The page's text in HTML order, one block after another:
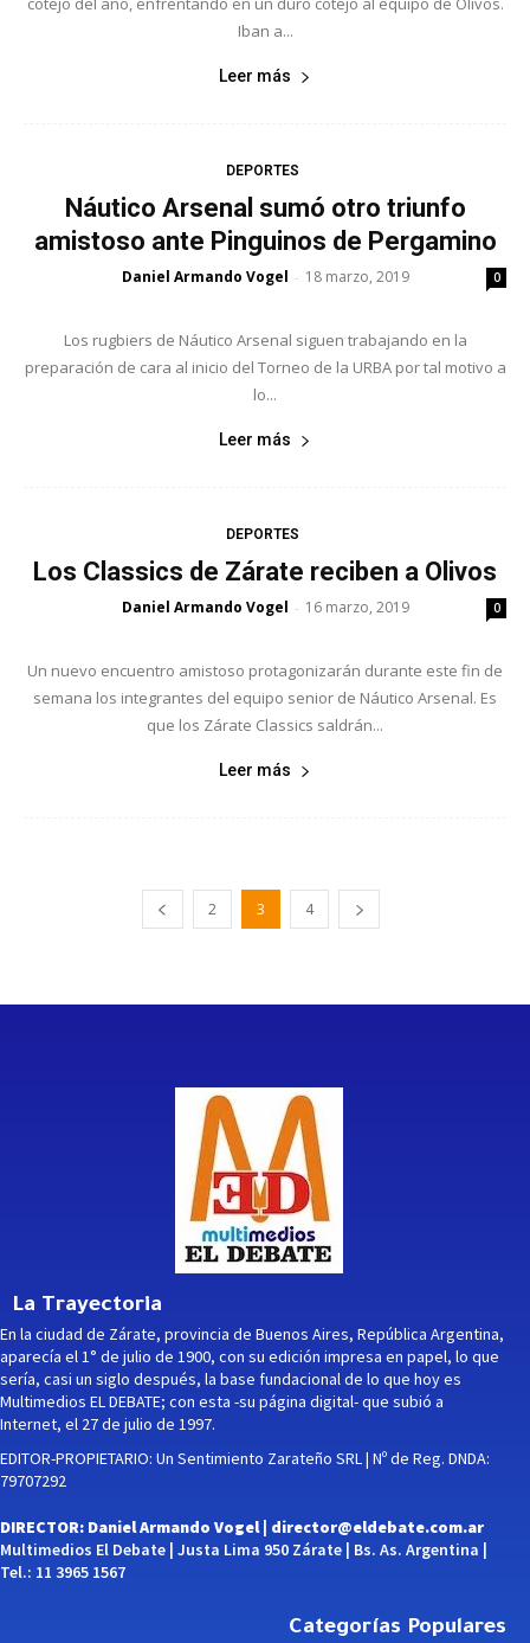
Iban a...
Leer más
DEPORTES
Náutico Arsenal sumó otro triunfo
amistoso ante Pinguinos de Pergamino
Daniel Armando Vogel - 18 marzo, 2019 0
Los rugbiers de Náutico Arsenal siguen trabajando en la
preparación de cara al inicio del Torneo de la URBA por tal motivo a
lo...
Leer más
DEPORTES
Los Classics de Zárate reciben a Olivos
Daniel Armando Vogel - 16 marzo, 2019 0
Un nuevo encuentro amistoso protagonizarán durante este fin de
semana los integrantes del equipo senior de Náutico Arsenal. Es
que los Zárate Classics saldrán...
Leer más
2 3 4
La Trayectoria
En la ciudad de Zárate, provincia de Buenos Aires, República Argentina,
aparecía el 1° de julio de 1900, con su edición impresa en papel, lo que
sería, casi un siglo después, la base fundacional de lo que hoy es
Multimedios EL DEBATE; con esta -su página digital- que subió a
Internet, el 27 de julio de 1997.
EDITOR-PROPIETARIO: Un Sentimiento Zarateño SRL | Nº de Reg. DNDA:
79707292
DIRECTOR: Daniel Armando Vogel | director@eldebate.com.ar
Multimedios El Debate | Justa Lima 950 Zárate | Bs. As. Argentina |
Tel.: 11 3965 1567
Categorías Populares